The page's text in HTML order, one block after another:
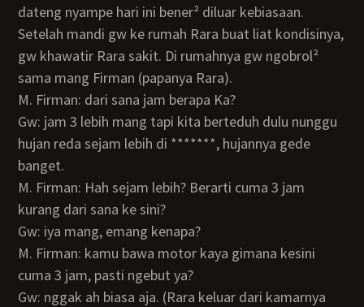
dateng nyampe hari ini bener² diluar kebiasaan.
Setelah mandi gw ke rumah Rara buat liat kondisinya,
gw khawatir Rara sakit. Di rumahnya gw ngobrol²
sama mang Firman (papanya Rara).
M. Firman: dari sana jam berapa Ka?
Gw: jam 3 lebih mang tapi kita berteduh dulu nunggu
hujan reda sejam lebih di *******, hujannya gede
banget.
M. Firman: Hah sejam lebih? Berarti cuma 3 jam
kurang dari sana ke sini?
Gw: iya mang, emang kenapa?
M. Firman: kamu bawa motor kaya gimana kesini
cuma 3 jam, pasti ngebut ya?
Gw: nggak ah biasa aja. (Rara keluar dari kamarnya